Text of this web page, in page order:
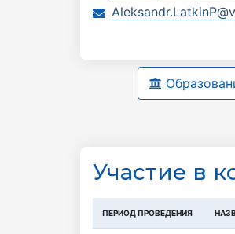
Участие в
ПЕРИОД ПРОВЕДЕНИЯ